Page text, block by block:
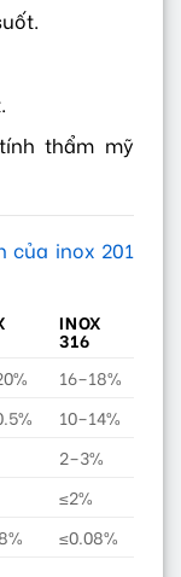
thẩm mỹ
của inox 201
INOX
316
16–18%
10–14%
2–3%
≤2%
≤0.08%